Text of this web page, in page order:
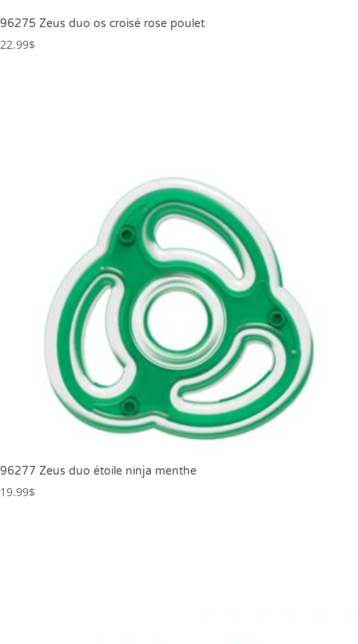
96275 Zeus duo os croisé rose poulet
22.99$
96277 Zeus duo étoile ninja menthe
19.99$